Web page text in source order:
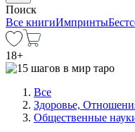
Поиск
Все книгиИмпринты
18+
Все
Здоровье,
Общественные